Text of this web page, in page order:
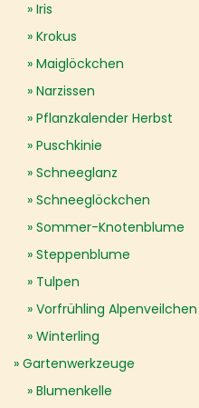
Iris
Krokus
Maiglöckchen
Narzissen
Pflanzkalender Herbst
Puschkinie
Schneeglanz
Schneeglöckchen
Sommer-Knotenblume
Steppenblume
Tulpen
Vorfrühling Alpenveilchen
Winterling
Gartenwerkzeuge
Blumenkelle